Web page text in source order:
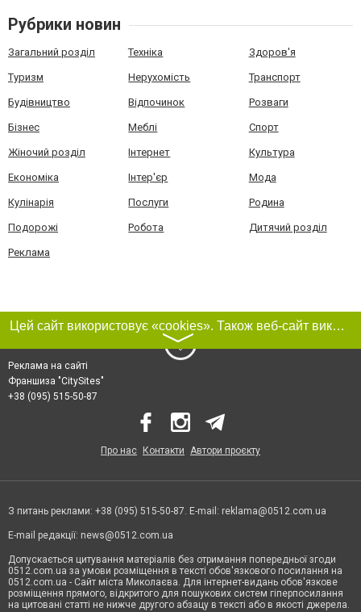
Рубрики новин
Загальний розділ Техніка Здоров'я
Туризм Нерухомість Транспорт
Будівництво Відпочинок Розваги
Бізнес Меблі Спорт
Жіночий розділ Інтернет Культура
Економіка Інтер'єр Мода
Кулінарія Послуги Родина
Подорожі Робота Дитячий розділ
Реклама
Цей сайт використовує «cookies». Також веб-сайт використовує інтернет-сервіс для збору технічних даних стосовно відвідувачів з метою отримання маркетингової та статистичної інформації. Умови обробки даних відвідувачів сайту див.
〉
Реклама на сайті
Франшиза "CitySites"
+38 (095) 515-50-87
Про нас Контакти Автори проєкту
З питань реклами: +38 (095) 515-50-87. E-mail: reklama@0512.com.ua
E-mail редакції: news@0512.com.ua
Допускається цитування матеріалів без отримання попередньої згоди
0512.com.ua за умови розміщення в тексті обов'язкового посилання на
0512.com.ua - Сайт міста Миколаєва. Для інтернет-видань обов'язкове
розміщення прямого, відкритого для пошукових систем гіперпосилання
на цитовані статті не нижче другого абзацу в тексті або в якості джерела.